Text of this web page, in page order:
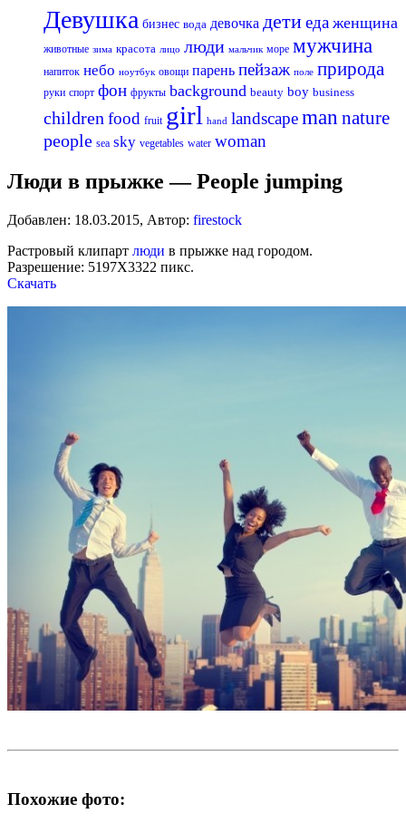
Девушка бизнес вода девочка детиеда женщина
животные зима красота лицо люди мальчик море мужчина
напиток небо ноутбук овощи парень пейзаж поле природа
руки спорт фон фрукты background beauty boy business
childrenfood fruit girl hand landscapeman nature
people sea sky vegetables water woman
Люди в прыжке — People jumping
Добавлен: 18.03.2015, Автор: firestock
Растровый клипарт люди в прыжке над городом.
Разрешение: 5197Х3322 пикс.
Скачать
Похожие фото: